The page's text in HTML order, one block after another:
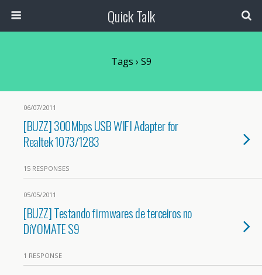
Quick Talk
Tags › S9
06/07/2011
[BUZZ] 300Mbps USB WIFI Adapter for
Realtek 1073/1283
15 RESPONSES
05/05/2011
[BUZZ] Testando firmwares de terceiros no
DiYOMATE S9
1 RESPONSE